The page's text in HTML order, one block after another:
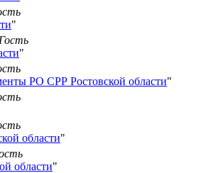
"
Гость
"
РО СРР Ростовской области"
области"
области"